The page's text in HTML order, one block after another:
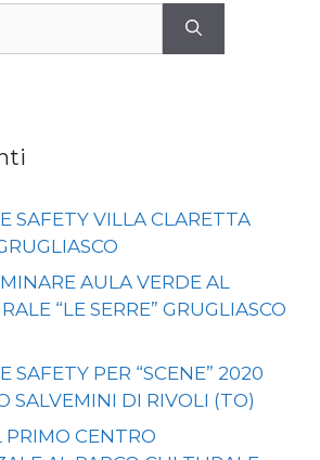
SAFETY VILLA CLARETTA
AULA VERDE AL
“LE SERRE” GRUGLIASCO
SAFETY PER “SCENE” 2020
SALVEMINI DI RIVOLI (TO)
PRIMO CENTRO